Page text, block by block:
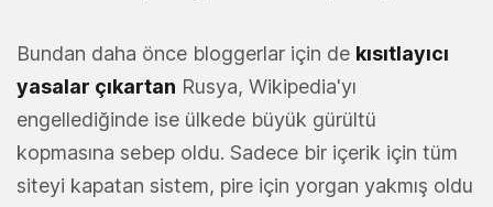
Bundan daha önce bloggerlar için de kısıtlayıcı
yasalar çıkartan Rusya, Wikipedia'yı
engellediğinde ise ülkede büyük gürültü
kopmasına sebep oldu. Sadece bir içerik için tüm
siteyi kapatan sistem, pire için yorgan yakmış oldu